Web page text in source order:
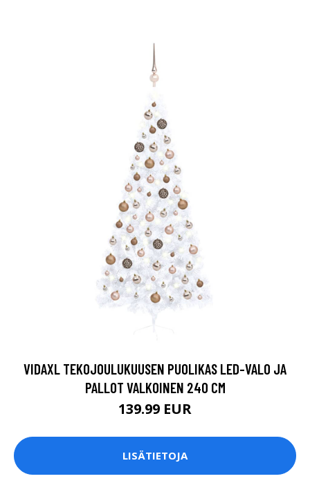
VIDAXL TEKOJOULUKUUSEN PUOLIKAS LED-VALO JA
PALLOT VALKOINEN 240 CM
139.99 EUR
LISÄTIETOJA